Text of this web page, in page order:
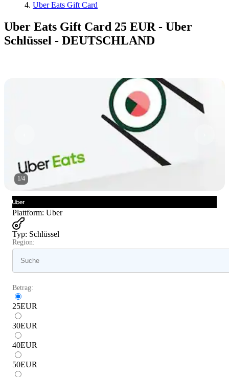
Uber Eats Gift Card
Uber Eats Gift Card 25 EUR - Uber
Schlüssel - DEUTSCHLAND
1/4
Plattform: Uber
Typ: Schlüssel
Region:
Betrag:
25EUR
30EUR
40EUR
50EUR